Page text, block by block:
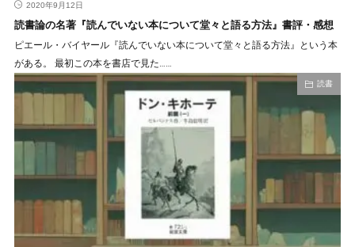
2020年9月12日
読書論の名著『読んでいない本について堂々と語る方法』書評・感想
ピエール・バイヤール『読んでいない本について堂々と語る方法』という本
がある。 最初この本を書店で見た……
読書